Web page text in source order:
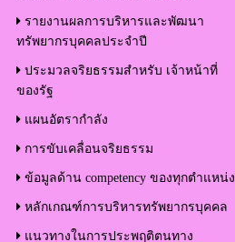
รายงานผลการบริหารและพัฒนา
ทรัพยากรบุคคลประจำปี
ประมวลจริยธรรมสำหรับ เจ้าหน้าที่
ของรัฐ
แผนอัตรากำลัง
การขับเคลื่อนจริยธรรม
ข้อมูลด้าน competency ของทุกตำแหน่ง
หลักเกณฑ์การบริหารทรัพยากรบุคคล
แนวทางในการประพฤติตนทาง